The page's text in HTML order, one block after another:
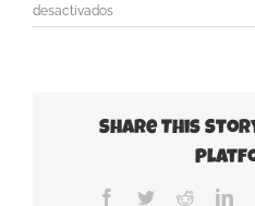
desactivadosen
Carlsen
Share This
Facebook
TwitterReddit